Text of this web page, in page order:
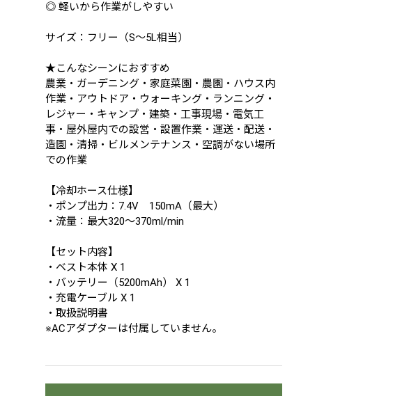
◎ 軽いから作業がしやすい
サイズ：フリー（S～5L相当）
★こんなシーンにおすすめ
農業・ガーデニング・家庭菜園・農園・ハウス内
作業・アウトドア・ウォーキング・ランニング・
レジャー・キャンプ・建築・工事現場・電気工
事・屋外屋内での設営・設置作業・運送・配送・
造園・清掃・ビルメンテナンス・空調がない場所
での作業
【冷却ホース仕様】
・ポンプ出力：7.4V 150mA（最大）
・流量：最大320～370ml/min
【セット内容】
・ベスト本体 X 1
・バッテリー（5200mAh） X 1
・充電ケーブル X 1
・取扱説明書
※ACアダプターは付属していません。